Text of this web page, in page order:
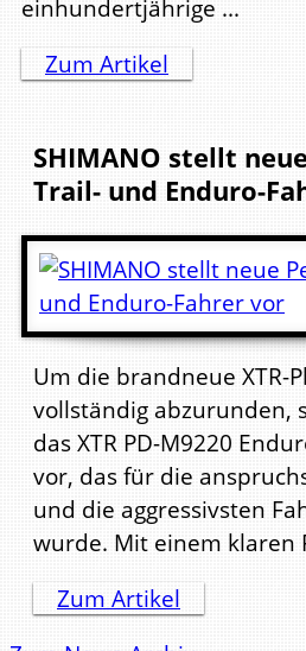
einhundertjährige ...
Zum Artikel
SHIMANO stellt
Trail- und Enduro-
Um die brandneue XTR-
vollständig abzurunden,
das XTR PD-M9220
vor, das für die
und die aggressivsten
wurde. Mit einem klaren
Zum Artikel